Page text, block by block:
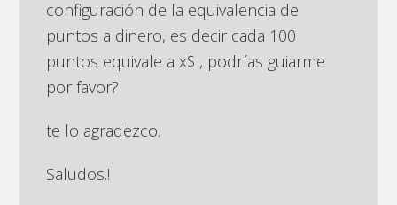
configuración de la equivalencia de
puntos a dinero, es decir cada 100
puntos equivale a x$ , podrías guiarme
por favor?
te lo agradezco.
Saludos.!